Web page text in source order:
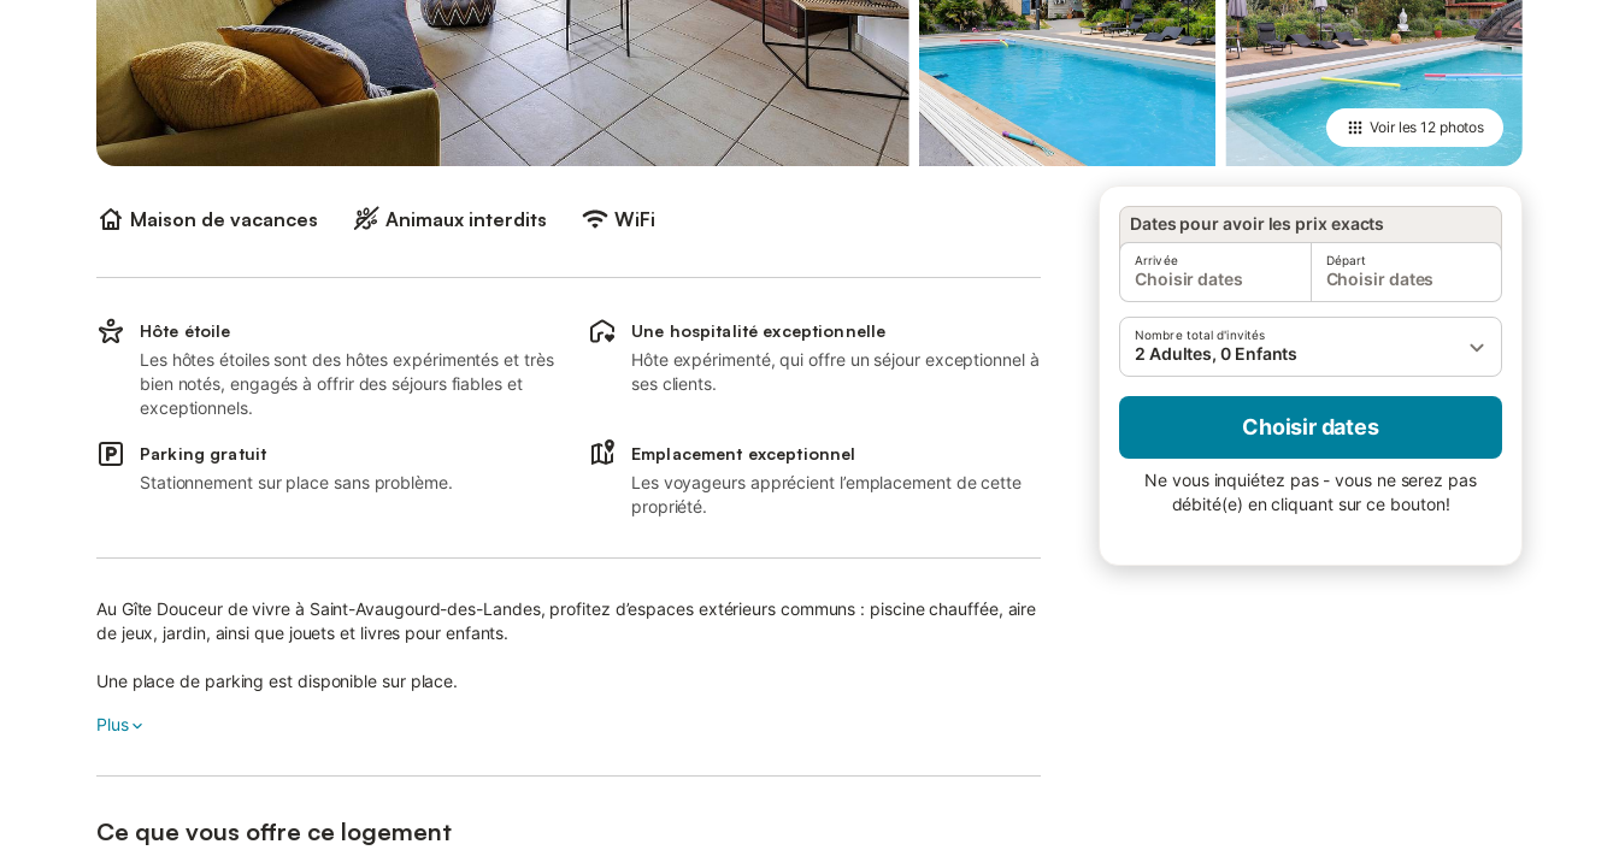
Voir les12 photos
Maison de vacances Animaux interdits WiFi Dates pour avoir les prix exacts
Arrivée
Choisir dates
Départ
Choisir dates
Nombre total d'invités
2 Adultes, 0 Enfants
Choisir dates
Ne vous inquiétez pas - vous ne serez pas
débité(e) en cliquant sur ce bouton!
Hôte étoile
Les hôtes étoiles sont des hôtes expérimentés et très
bien notés, engagés à offrir des séjours fiables et
exceptionnels.
Une hospitalité exceptionnelle
Hôte expérimenté, qui offre un séjour exceptionnel à
ses clients.
Parking gratuit
Stationnement sur place sans problème.
Emplacement exceptionnel
Les voyageurs apprécient l’emplacement de cette
propriété.
Au Gîte Douceur de vivre à Saint-Avaugourd-des-Landes, profitez d’espaces extérieurs communs : piscine chauffée, aire
de jeux, jardin, ainsi que jouets et livres pour enfants.
Une place de parking est disponible sur place.
Les événements ne sont pas autorisés sur la propriété.
Plus
Ce que vous offre ce logement